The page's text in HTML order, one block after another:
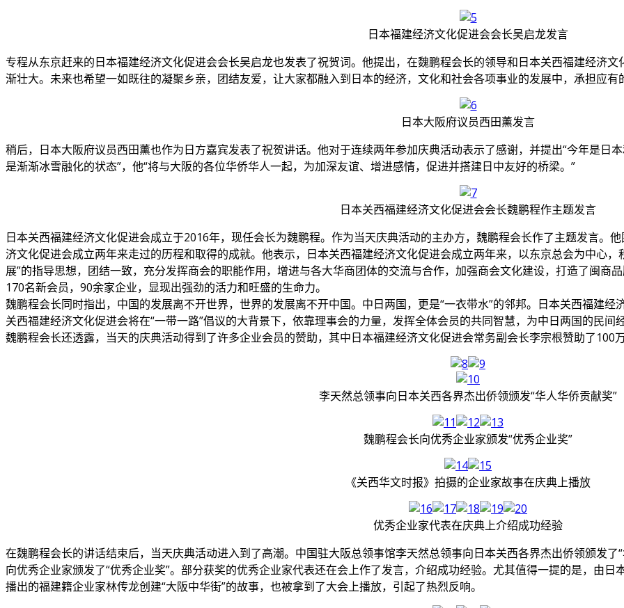
日本福建经济文化促进会会长吴启龙发言
专程从东京赶来的日本福建经济文化促进会会长吴启龙也发表了祝贺词。他提出，在魏鹏程会长的领导和日本关西福建经济
渐壮大。未来也希望一如既往的凝聚乡亲，团结友爱，让大家都融入到日本的经济，文化和社会各项事业的发展中，承担应有
日本大阪府议员西田薰发言
稍后，日本大阪府议员西田薰也作为日方嘉宾发表了祝贺讲话。他对于连续两年参加庆典活动表示了感谢，并提出“今年是日
是渐渐冰雪融化的状态”，他“将与大阪的各位华侨华人一起，为加深友谊、增进感情，促进并搭建日中友好的桥梁。”
日本关西福建经济文化促进会会长魏鹏程作主题发言
日本关西福建经济文化促进会成立于2016年，现任会长为魏鹏程。作为当天庆典活动的主办方，魏鹏程会长作了主题发言。
济文化促进会成立两年来走过的历程和取得的成就。他表示，日本关西福建经济文化促进会成立两年来，以东京总会为中心
展”的指导思想，团结一致，充分发挥商会的职能作用，增进与各大华商团体的交流与合作，加强商会文化建设，打造了闽商
170名新会员，90余家企业，显现出强劲的活力和旺盛的生命力。
魏鹏程会长同时指出，中国的发展离不开世界，世界的发展离不开中国。中日两国，更是“一衣带水”的邻邦。日本关西福建
关西福建经济文化促进会将在“一带一路”倡议的大背景下，依靠理事会的力量，发挥全体会员的共同智慧，为中日两国的民间
魏鹏程会长还透露，当天的庆典活动得到了许多企业会员的赞助，其中日本福建经济文化促进会常务副会长李宗根赞助了100
李天然总领事向日本关西各界杰出侨领颁发“华人华侨贡献奖”
魏鹏程会长向优秀企业家颁发“优秀企业奖”
《关西华文时报》拍摄的企业家故事在庆典上播放
优秀企业家代表在庆典上介绍成功经验
在魏鹏程会长的讲话结束后，当天庆典活动进入到了高潮。中国驻大阪总领事馆李天然总领事向日本关西各界杰出侨领颁发
向优秀企业家颁发了“优秀企业奖”。部分获奖的优秀企业家代表还在会上作了发言，介绍成功经验。尤其值得一提的是，由
播出的福建籍企业家林传龙创建“大阪中华街”的故事，也被拿到了大会上播放，引起了热烈反响。